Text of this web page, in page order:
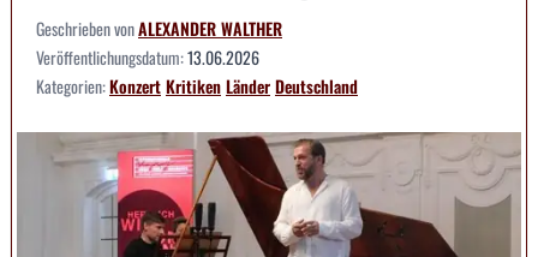
Geschrieben vonALEXANDER WALTHER
Veröffentlichungsdatum:13.06.2026
Kategorien:KonzertKritikenLänderDeutschland